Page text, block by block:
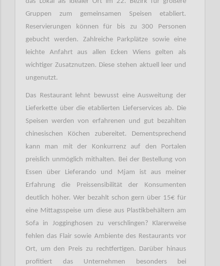
Gruppen zum gemeinsamen Speisen etabliert.
Reservierungen können für bis zu 300 Personen
gebucht werden. Zahlreiche Parkplätze sowie eine
leichte Anfahrt aus allen Ecken Wiens gelten als
wichtiger Zusatznutzen. Diese stehen aktuell leer und
ungenutzt.
Das Restaurant lehnt bewusst eine Ausweitung der
Lieferkette über die etablierten Lieferservices ab. Die
Speisen werden von erfahrenen und gut bezahlten
chinesischen Köchen zubereitet. Dementsprechend
kann man mit der Konkurrenz auf den Portalen
preislich unmöglich mithalten. Bei der Bestellung von
Essen über Lieferando und Mjam ist aus meiner
Erfahrung die Preissensibilität der Konsumenten
deutlich höher. Wer bezahlt schon gern über 15€ für
eine Mittagsspeise um diese aus Plastikbehältern am
Sofa in Jogginghosen zu verschlingen? Klarerweise
fehlen das Flair sowie Ambiente des Restaurants vor
Ort, um den Preis zu rechtfertigen. Darüber hinaus
profitiert das Unternehmen besonders bei